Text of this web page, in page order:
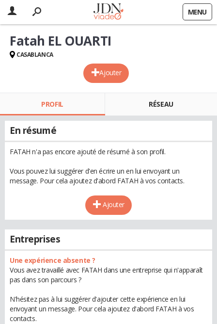
MENU
Ajouter
Fatah EL OUARTI
CASABLANCA
PROFIL RÉSEAU
En résumé
FATAH n'a pas encore ajouté de résumé à son profil.
Vous pouvez lui suggérer d'en écrire un en lui envoyant un
message. Pour cela ajoutez d'abord FATAH à vos contacts.
Ajouter
Entreprises
Une expérience absente ?
Vous avez travaillé avec FATAH dans une entreprise qui n'apparaît
pas dans son parcours ?
N'hésitez pas à lui suggérer d'ajouter cette expérience en lui
envoyant un message. Pour cela ajoutez d'abord FATAH à vos
contacts.